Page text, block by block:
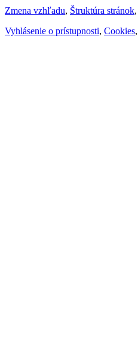
Zmena vzhľadu, Štruktúra stránok,
Vyhlásenie o prístupnosti, Cookies,